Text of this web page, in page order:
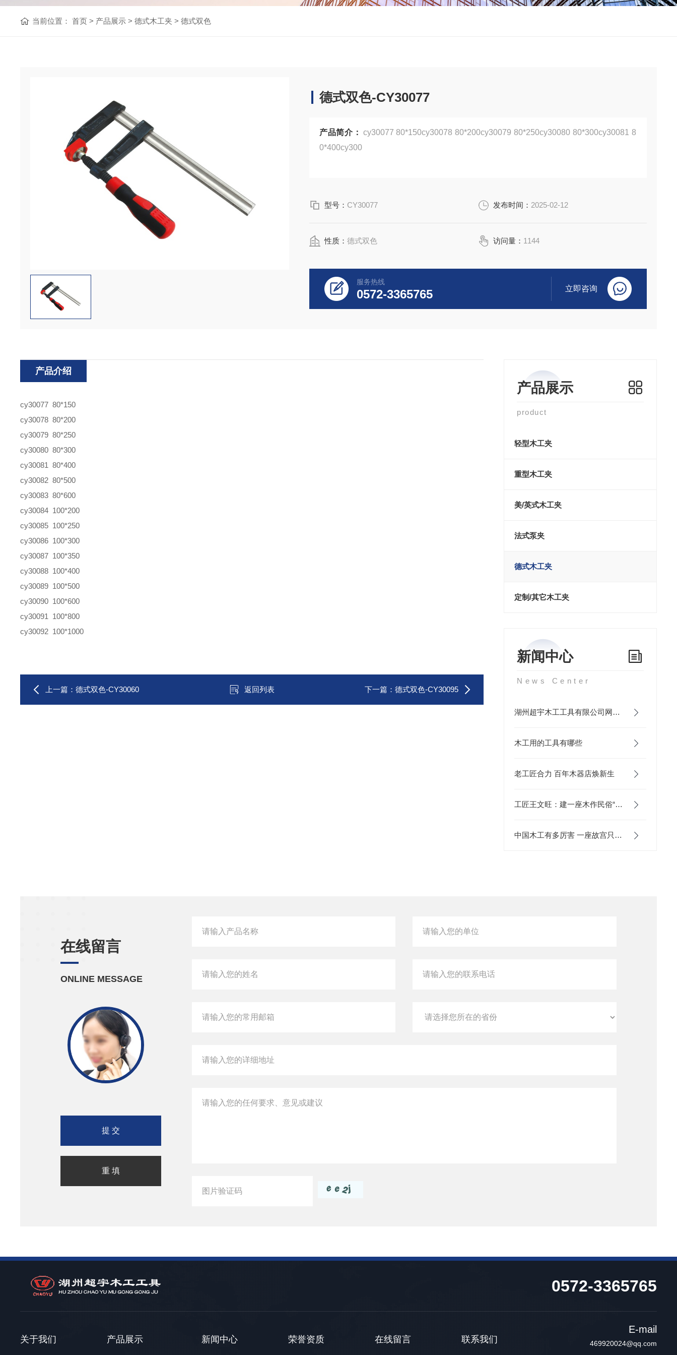
当前位置：首页 > 产品展示 >德式木工夹 >德式双色
德式双色-CY30077
产品简介： cy30077 80*150cy30078 80*200cy30079 80*250cy30080 80*300cy30081 8
0*400cy300
型号： CY30077 发布时间： 2025-02-12
性质：德式双色 访问量： 1144
服务热线
0572-3365765 立即咨询
产品展示
product
轻型木工夹
重型木工夹
美/英式木工夹
法式泵夹
德式木工夹
定制/其它木工夹
新闻中心
News Center
湖州超宇木工工具有限公司网站改版啦
木工用的工具有哪些
老工匠合力 百年木器店焕新生
工匠王文旺：建一座木作民俗“博物馆”
中国木工有多厉害 一座故宫只用了这么几件
产品介绍
cy30077 80*150
cy30078 80*200
cy30079 80*250
cy30080 80*300
cy30081 80*400
cy30082 80*500
cy30083 80*600
cy30084 100*200
cy30085 100*250
cy30086 100*300
cy30087 100*350
cy30088 100*400
cy30089 100*500
cy30090 100*600
cy30091 100*800
cy30092 100*1000
上一篇：德式双色-CY30060 返回列表 下一篇：德式双色-CY30095
在线留言
ONLINE MESSAGE
0572-3365765
关于我们 产品展示 新闻中心 荣誉资质 在线留言 联系我们
E-mail
469920024@qq.com